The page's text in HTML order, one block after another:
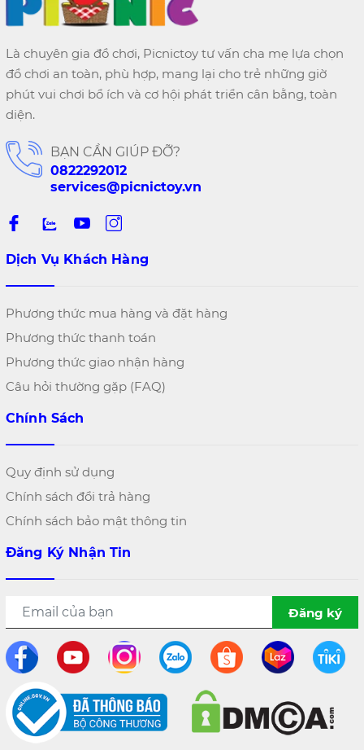
Là chuyên gia đồ chơi, Picnictoy tư vấn cha mẹ lựa chọn
đồ chơi an toàn, phù hợp, mang lại cho trẻ những giờ
phút vui chơi bổ ích và cơ hội phát triển cân bằng, toàn
diện.
BẠN CẦN GIÚP ĐỠ?
0822292012
services@picnictoy.vn
Dịch Vụ Khách Hàng
Phương thức mua hàng và đặt hàng
Phương thức thanh toán
Phương thức giao nhận hàng
Câu hỏi thường gặp (FAQ)
Chính Sách
Quy định sử dụng
Chính sách đổi trả hàng
Chính sách bảo mật thông tin
Đăng Ký Nhận Tin
Đăng ký